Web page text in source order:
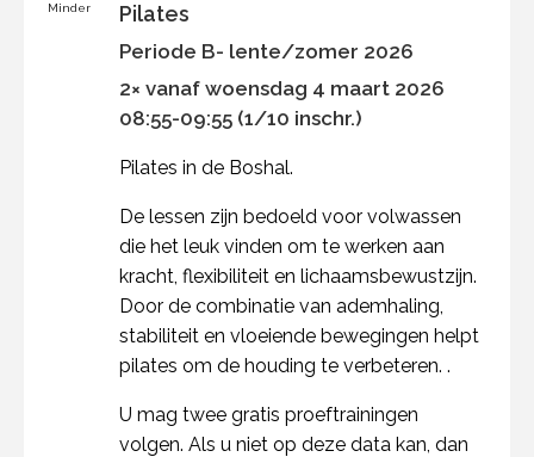
Minder Pilates
Periode B- lente/zomer 2026
2× vanaf woensdag 4 maart 2026
08:55-09:55 (1/10 inschr.)
Pilates in de Boshal.
De lessen zijn bedoeld voor volwassen
die het leuk vinden om te werken aan
kracht, flexibiliteit en lichaamsbewustzijn.
Door de combinatie van ademhaling,
stabiliteit en vloeiende bewegingen helpt
pilates om de houding te verbeteren. .
U mag twee gratis proeftrainingen
volgen. Als u niet op deze data kan, dan